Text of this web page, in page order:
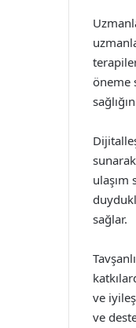
öneme
ulaşım
sağlar.
ve
ve